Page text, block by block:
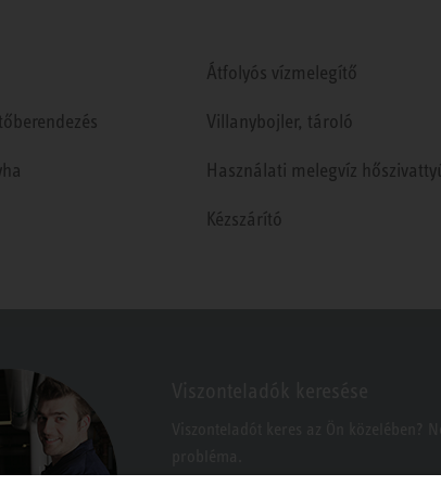
Átfolyós vízmelegítő
Villanybojler, tároló
Használati melegvíz
Kézszárító